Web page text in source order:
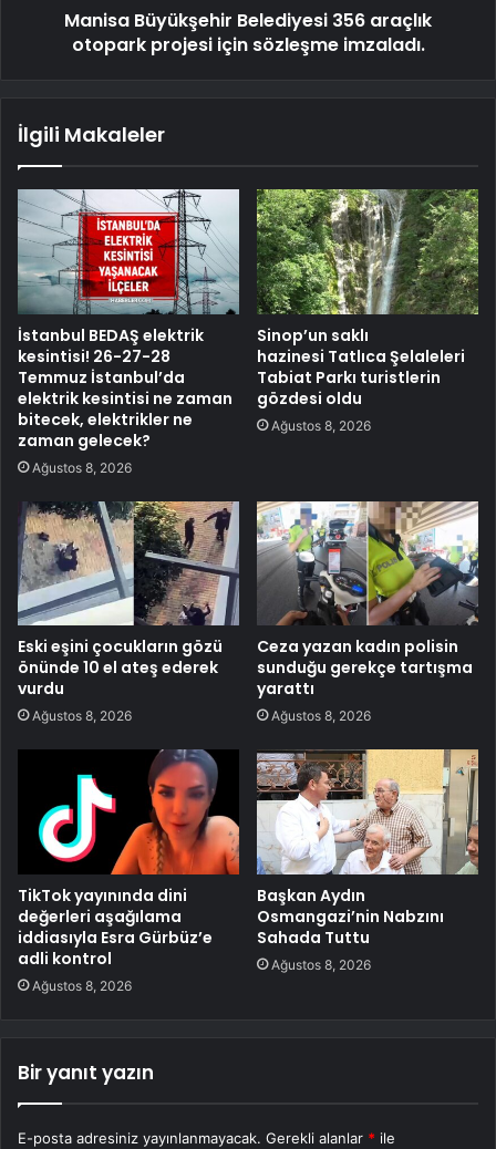
Manisa Büyükşehir Belediyesi 356 araçlık
otopark projesi için sözleşme imzaladı.
İlgili Makaleler
İstanbul BEDAŞ elektrik
kesintisi! 26-27-28
Temmuz İstanbul’da
elektrik kesintisi ne zaman
bitecek, elektrikler ne
zaman gelecek?
Ağustos 8, 2026
Sinop’un saklı
hazinesi Tatlıca Şelaleleri
Tabiat Parkı turistlerin
gözdesi oldu
Ağustos 8, 2026
Eski eşini çocukların gözü
önünde 10 el ateş ederek
vurdu
Ağustos 8, 2026
Ceza yazan kadın polisin
sunduğu gerekçe tartışma
yarattı
Ağustos 8, 2026
TikTok yayınında dini
değerleri aşağılama
iddiasıyla Esra Gürbüz’e
adli kontrol
Ağustos 8, 2026
Başkan Aydın
Osmangazi’nin Nabzını
Sahada Tuttu
Ağustos 8, 2026
Bir yanıt yazın
E-posta adresiniz yayınlanmayacak. Gerekli alanlar * ile